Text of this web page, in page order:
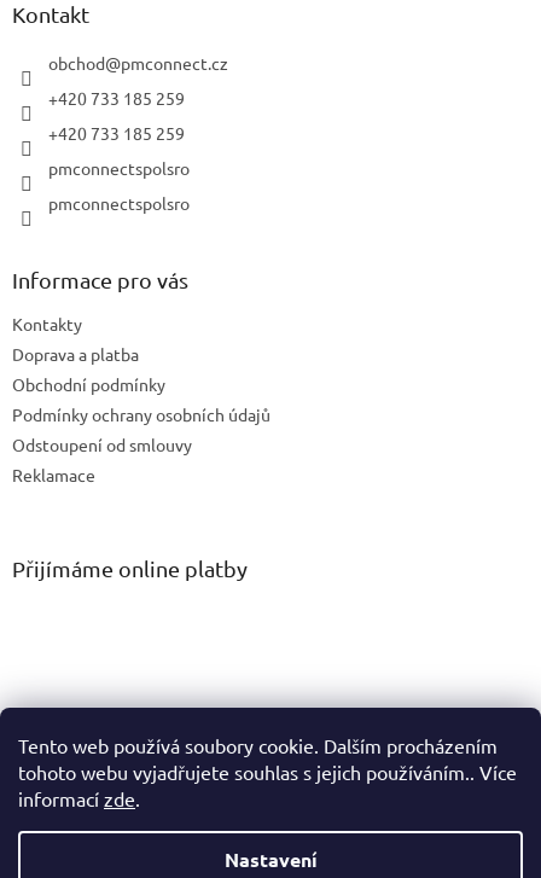
Tento web používá soubory cookie. Dalším procházením
tohoto webu vyjadřujete souhlas s jejich používáním.. Více
informací zde.
Nastavení
Kontakt
obchod@pmconnect.cz
+420 733 185 259
+420 733 185 259
pmconnectspolsro
pmconnectspolsro
Informace pro vás
Kontakty
Doprava a platba
Obchodní podmínky
Podmínky ochrany osobních údajů
Odstoupení od smlouvy
Reklamace
Přijímáme online platby